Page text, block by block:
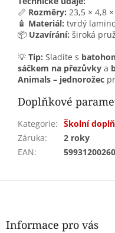
📏 Rozměry: 23,5 × 4,8
🧴 Materiál: tvrdý
📦 Uzavírání: široká
💡 Tip: Sladíte s
sáčkem na přezůvky a
Animals – jednorožec
Doplňkové
Kategorie: Školní
Záruka:
2 roky
EAN:
Z
Informace pro vás